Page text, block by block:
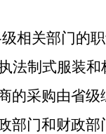
相关部门的
法制式服装
的采购由省
部门和财政